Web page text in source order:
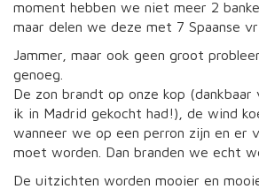
moment hebben we niet meer 2
maar delen we deze met 7 Spaanse
Jammer, maar ook geen groot
genoeg.
De zon brandt op onze kop
ik in Madrid gekocht had!), de wind
wanneer we op een perron zijn en er
moet worden. Dan branden we echt
De uitzichten worden mooier en